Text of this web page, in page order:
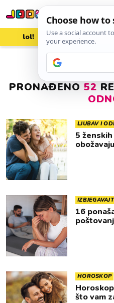
lol! aww
PRONAĐENO 52
LJUBAV I
5
obožavaju
16
HOROSKOP
što vam